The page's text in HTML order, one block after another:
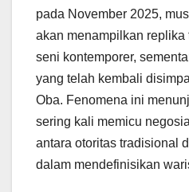
pada November 2025,
akan menampilkan
seni kontemporer,
yang telah kembali
Oba. Fenomena ini
sering kali memicu
antara otoritas tradisional
dalam mendefinisikan